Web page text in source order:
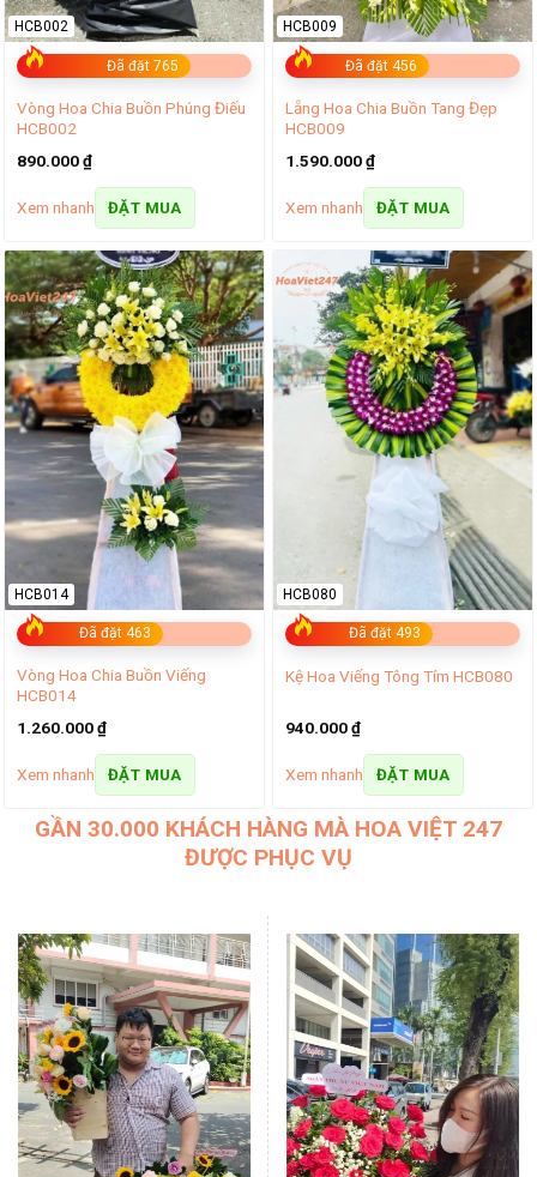
Đã đặt 765
HCB002
Vòng Hoa Chia Buồn Phúng Điếu
HCB002
890.000₫
Xem nhanh ĐẶT MUA
Đã đặt 456
HCB009
Lẵng Hoa Chia Buồn Tang Đẹp
HCB009
1.590.000₫
Xem nhanh ĐẶT MUA
Đã đặt 463
HCB014
Vòng Hoa Chia Buồn Viếng
HCB014
1.260.000₫
Xem nhanh ĐẶT MUA
Đã đặt 493
HCB080
Kệ Hoa Viếng Tông Tím HCB080
940.000₫
Xem nhanh ĐẶT MUA
GẦN 30.000 KHÁCH HÀNG MÀ HOA VIỆT 247
ĐƯỢC PHỤC VỤ